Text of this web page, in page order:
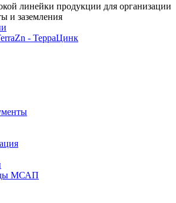
линейки продукции для организации
и заземления
- ТерраЦинк
МСАП